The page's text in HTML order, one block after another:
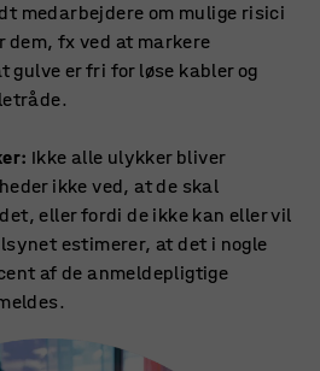
medarbejdere om mulige risici
dem, fx ved at markere
gulve er fri for løse kabler og
Ikke alle ulykker bliver
ikke ved, at de skal
eller fordi de ikke kan eller vil
estimerer, at det i nogle
af de anmeldepligtige